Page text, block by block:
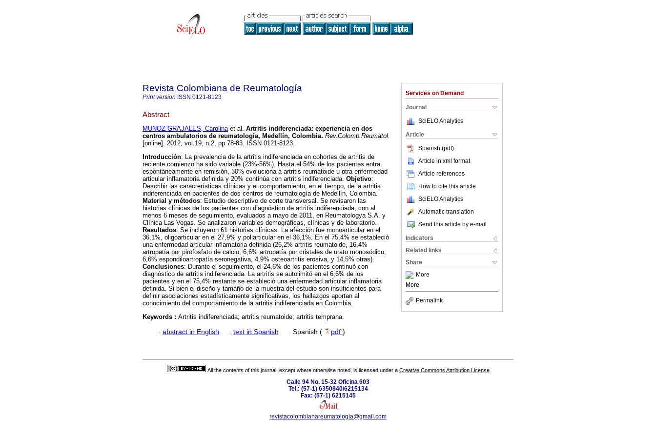
Services on Demand
Journal
SciELO Analytics
Article
Spanish (pdf)
Article in xml format
Article references
How to cite this article
SciELO Analytics
Automatic translation
Send this article by e-mail
Indicators
Related links
Share
More
More
Permalink
Revista Colombiana de Reumatología
Print version ISSN 0121-8123
Abstract
MUNOZ GRAJALES, Carolinaet al. Artritis indiferenciada: experiencia en dos
centros ambulatorios de reumatología, Medellín, Colombia. Rev.Colomb.Reumatol.
[online]. 2012, vol.19, n.2, pp.78-83. ISSN 0121-8123.
Introducción: La prevalencia de la artritis indiferenciada en cohortes de artritis de
reciente comienzo ha sido variable (23%-56%). Hasta el 54% de los pacientes entra
espontáneamente en remisión, 30% evoluciona a artritis reumatoide u otra enfermedad
articular inflamatoria definida y 20% continúa con artritis indiferenciada. Objetivo:
Describir las características clínicas y el comportamiento, en el tiempo, de la artritis
indiferenciada en pacientes de dos centros de reumatología de Medellín, Colombia.
Material y métodos: Estudio descriptivo de corte transversal. Se revisaron las
historias clínicas de los pacientes con diagnóstico de artritis indiferenciada, con al
menos 6 meses de seguimiento, evaluados a mayo de 2011, en Reumatologya S.A. y
Clínica Las Vegas. Se analizaron variables demográficas, clínicas y de laboratorio.
Resultados: Se incluyeron 61 historias clínicas. La afección fue monoarticular en el
36,1%, oligoarticular en el 27,9% y poliarticular en el 36,1%. En el 75,4% se estableció
una enfermedad articular inflamatoria definida (26,2% artritis reumatoide, 16,4%
artropatía por pirofosfato de calcio, 6,6% artropatía por cristales de urato monosódico,
6,6% espondiloartropatía seronegativa, 4,9% osteoartritis erosiva, y 14,5% otras).
Conclusiones: Durante el seguimiento, el 24,6% de los pacientes continuó con
diagnóstico de artritis indiferenciada. La artritis se autolimitó en el 6,6% de los
pacientes y en el 75,4% restante se estableció una enfermedad articular inflamatoria
definida. Si bien el diseño y tamaño de la muestra del estudio son insuficientes para
definir asociaciones estadísticamente significativas, los hallazgos aportan al
conocimiento del comportamiento de la artritis indiferenciada en Colombia.
Keywords : Artritis indiferenciada; artritis reumatoide; artritis temprana.
· abstract in English · text in Spanish · Spanish ( pdf )
All the contents of this journal, except where otherwise noted, is licensed under a Creative Commons Attribution License
Calle 94 No. 15-32 Oficina 603
Tel.: (57-1) 6350840/6215134
Fax: (57-1) 6215145
revistacolombianareumatologia@gmail.com